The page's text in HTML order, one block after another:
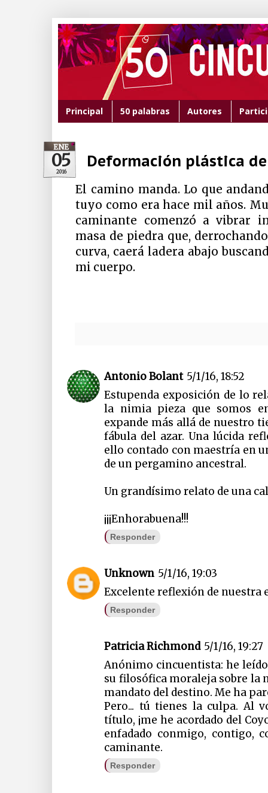
Principal 50 palabras Autores
ENE
05
2016
Deformación plástica
El camino manda. Lo que
tuyo como era hace mil años.
caminante comenzó a vibrar
masa de piedra que,
curva, caerá ladera abajo
mi cuerpo.
Antonio Bolant 5/1/16, 18:52
Estupenda exposición de lo
la nimia pieza que somos
expande más allá de nuestro
fábula del azar. Una lúcida
ello contado con maestría en
de un pergamino ancestral.
Un grandísimo relato de una
¡¡¡Enhorabuena!!!
Responder
Unknown 5/1/16, 19:03
Excelente reflexión de nuestra
Responder
Patricia Richmond 5/1/16, 19:27
Anónimo cincuentista: he
su filosófica moraleja sobre la
mandato del destino. Me ha
Pero... tú tienes la culpa. Al
título, ¡me he acordado del
enfadado conmigo, contigo,
caminante.
Responder